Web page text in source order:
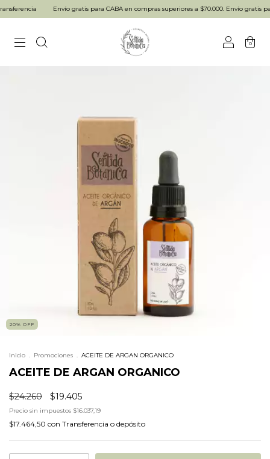
Envío gratis para CABA en compras superiores a $70.000. Envío gratis
0
20% OFF
Inicio . Promociones . ACEITE DE ARGAN ORGANICO
ACEITE DE ARGAN ORGANICO
$24.260 $19.405
Precio sin impuestos $16.037,19
$17.464,50 con Transferencia o depósito